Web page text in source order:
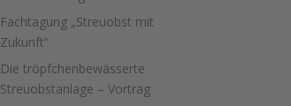
Fachtagung „Streuobst mit
Zukunft“
Die tröpfchenbewässerte
Streuobstanlage – Vortrag